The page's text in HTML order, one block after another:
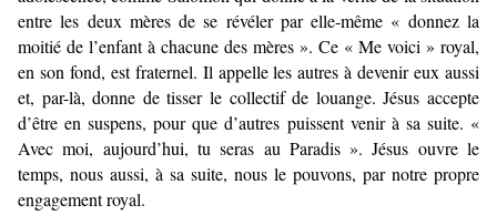
entre les deux mères de se révéler par elle-même « donnez la
moitié de l’enfant à chacune des mères ». Ce « Me voici » royal,
en son fond, est fraternel. Il appelle les autres à devenir eux aussi
et, par-là, donne de tisser le collectif de louange. Jésus accepte
d’être en suspens, pour que d’autres puissent venir à sa suite. «
Avec moi, aujourd’hui, tu seras au Paradis ». Jésus ouvre le
temps, nous aussi, à sa suite, nous le pouvons, par notre propre
engagement royal.